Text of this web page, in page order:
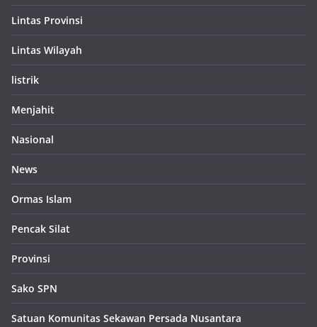
Lintas Provinsi
Lintas Wilayah
listrik
Menjahit
Nasional
News
Ormas Islam
Pencak Silat
Provinsi
Sako SPN
Satuan Komunitas Sekawan Persada Nusantara